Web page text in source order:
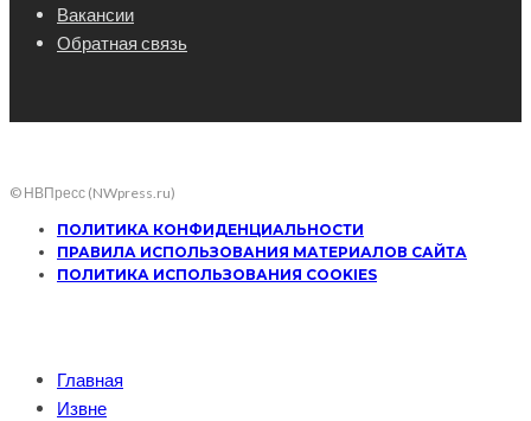
Вакансии
Обратная связь
© НВПресс (NWpress.ru)
ПОЛИТИКА КОНФИДЕНЦИАЛЬНОСТИ
ПРАВИЛА ИСПОЛЬЗОВАНИЯ МАТЕРИАЛОВ САЙТА
ПОЛИТИКА ИСПОЛЬЗОВАНИЯ COOKIES
Главная
Извне